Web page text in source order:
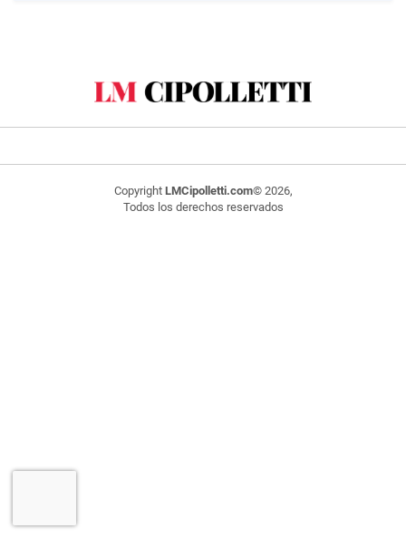
Copyright LMCipolletti.com© 2026,
Todos los derechos reservados